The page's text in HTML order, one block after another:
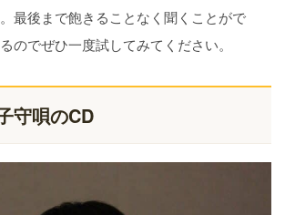
最後まで飽きることなく聞くことがで
のでぜひ一度試してみてください。
守唄のCD